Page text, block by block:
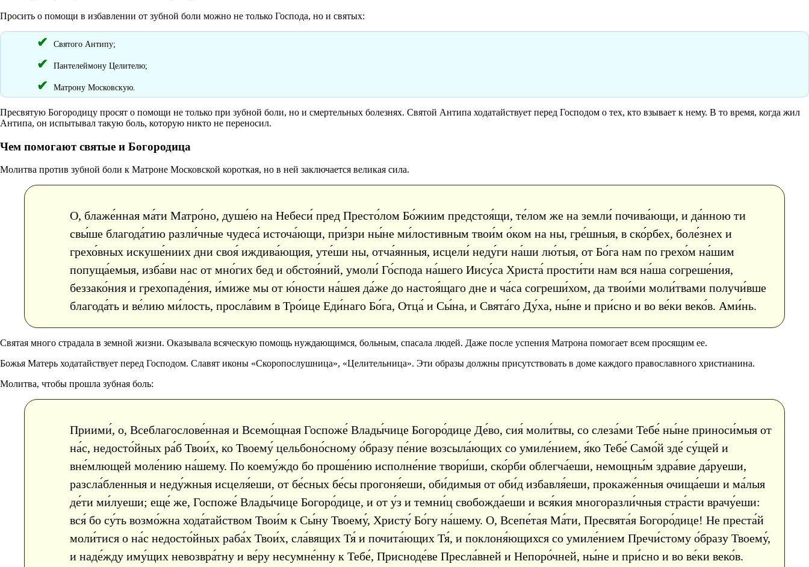
Просить о помощи в избавлении от зубной боли можно не только Господа, но и святых:
Святого Антипу;
Пантелеймону Целителю;
Матрону Московскую.
Пресвятую Богородицу просят о помощи не только при зубной боли, но и смертельных болезнях. Святой Антипа ходатайствует перед Господом о тех, кто взывает к нему. В то время, когда жил
Антипа, он испытывал такую боль, которую никто не переносил.
Чем помогают святые и Богородица
Молитва против зубной боли к Матроне Московской короткая, но в ней заключается великая сила.
О, блаже́нная ма́ти Матро́но, душе́ю на Небеси́ пред Престо́лом Бо́жиим предстоя́щи, те́лом же на земли́ почива́ющи, и да́нною ти
свы́ше благода́тию разли́чные чудеса́ источа́ющи, при́зри ны́не ми́лостивным твои́м о́ком на ны, гре́шныя, в ско́рбех, боле́знех и
грехо́вных искуше́ниих дни своя́ иждива́ющия, уте́ши ны, отча́янныя, исцели́ неду́ги на́ши лю́тыя, от Бо́га нам по грехо́м на́шим
попуща́емыя, изба́ви нас от мно́гих бед и обстоя́ний, умоли́ Го́спода на́шего Иису́са Христа́ прости́ти нам вся на́ша согреше́ния,
беззако́ния и грехопаде́ния, и́миже мы от ю́ности на́шея да́же до настоя́щаго дне и ча́са согреши́хом, да твои́ми моли́твами получи́вше
благода́ть и ве́лию ми́лость, просла́вим в Тро́ице Еди́наго Бо́га, Отца́ и Сы́на, и Свята́го Ду́ха, ны́не и при́сно и во ве́ки веко́в. Ами́нь.
Святая много страдала в земной жизни. Оказывала всяческую помощь нуждающимся, больным, спасала людей. Даже после успения Матрона помогает всем просящим ее.
Божья Матерь ходатайствует перед Господом. Славят иконы «Скоропослушница», «Целительница». Эти образы должны присутствовать в доме каждого православного христианина.
Молитва, чтобы прошла зубная боль:
Приими́, о, Всеблагослове́нная и Всемо́щная Госпоже́ Влады́чице Богоро́дице Де́во, сия́ моли́твы, со слеза́ми Тебе́ ны́не приноси́мыя от
на́с, недосто́йных ра́б Твои́х, ко Твоему́ цельбоно́сному о́бразу пе́ние возсыла́ющих со умиле́нием, я́ко Тебе́ Само́й зде́ су́щей и
вне́млющей моле́нию на́шему. По коему́ждо бо проше́нию исполне́ние твори́ши, ско́рби облегча́еши, немощны́м здра́вие да́руеши,
разсла́бленныя и неду́жныя исцеля́еши, от бе́сных бе́сы прогоня́еши, оби́димыя от оби́д избавля́еши, прокаже́нныя очища́еши и ма́лыя
де́ти ми́луеши; еще́ же, Госпоже́ Влады́чице Богоро́дице, и от у́з и темни́ц свобожда́еши и вся́кия многоразли́чныя стра́сти врачу́еши:
вся́ бо су́ть возмо́жна хода́тайством Твои́м к Сы́ну Твоему́, Христу́ Бо́гу на́шему. О, Всепе́тая Ма́ти, Пресвята́я Богоро́дице! Не преста́й
моли́тися о на́с недосто́йных раба́х Твои́х, сла́вящих Тя́ и почита́ющих Тя́, и поклоня́ющихся со умиле́нием Пречи́стому о́бразу Твоему́,
и наде́жду иму́щих невозвра́тну и ве́ру несумне́нну к Тебе́, Присноде́ве Пресла́вней и Непоро́чней, ны́не и при́сно и во ве́ки веко́в.